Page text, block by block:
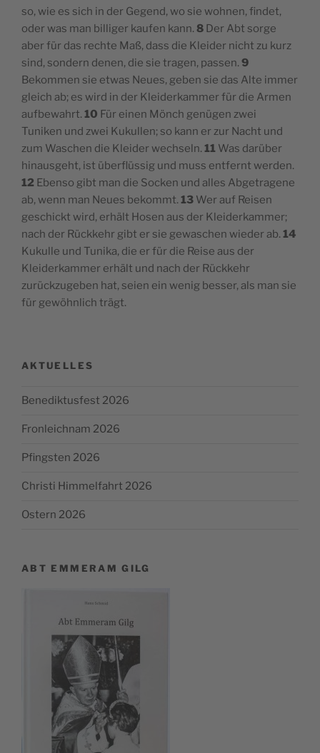
so, wie es sich in der Gegend, wo sie wohnen, findet,
oder was man billiger kaufen kann. 8 Der Abt sorge
aber für das rechte Maß, dass die Kleider nicht zu kurz
sind, sondern denen, die sie tragen, passen. 9
Bekommen sie etwas Neues, geben sie das Alte immer
gleich ab; es wird in der Kleiderkammer für die Armen
aufbewahrt. 10 Für einen Mönch genügen zwei
Tuniken und zwei Kukullen; so kann er zur Nacht und
zum Waschen die Kleider wechseln. 11 Was darüber
hinausgeht, ist überflüssig und muss entfernt werden.
12 Ebenso gibt man die Socken und alles Abgetragene
ab, wenn man Neues bekommt. 13 Wer auf Reisen
geschickt wird, erhält Hosen aus der Kleiderkammer;
nach der Rückkehr gibt er sie gewaschen wieder ab. 14
Kukulle und Tunika, die er für die Reise aus der
Kleiderkammer erhält und nach der Rückkehr
zurückzugeben hat, seien ein wenig besser, als man sie
für gewöhnlich trägt.
AKTUELLES
Benediktusfest 2026
Fronleichnam 2026
Pfingsten 2026
Christi Himmelfahrt 2026
Ostern 2026
ABT EMMERAM GILG